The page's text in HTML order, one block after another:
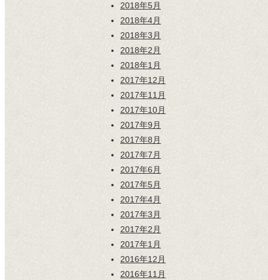
2018年5月
2018年4月
2018年3月
2018年2月
2018年1月
2017年12月
2017年11月
2017年10月
2017年9月
2017年8月
2017年7月
2017年6月
2017年5月
2017年4月
2017年3月
2017年2月
2017年1月
2016年12月
2016年11月